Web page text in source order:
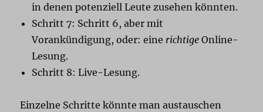
in denen potenziell Leute zusehen könnten.
Schritt 7: Schritt 6, aber mit
Vorankündigung, oder: eine richtige Online-
Lesung.
Schritt 8: Live-Lesung.
Einzelne Schritte könnte man austauschen